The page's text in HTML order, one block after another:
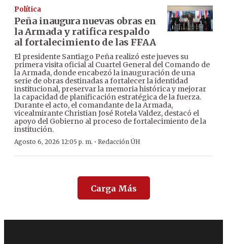
Política
Peña inaugura nuevas obras en
la Armada y ratifica respaldo
al fortalecimiento de las FFAA
El presidente Santiago Peña realizó este jueves su
primera visita oficial al Cuartel General del Comando de
la Armada, donde encabezó la inauguración de una
serie de obras destinadas a fortalecer la identidad
institucional, preservar la memoria histórica y mejorar
la capacidad de planificación estratégica de la fuerza.
Durante el acto, el comandante de la Armada,
vicealmirante Christian José Rotela Valdez, destacó el
apoyo del Gobierno al proceso de fortalecimiento de la
institución.
Agosto 6, 2026 12:05 p. m. · Redacción ÚH
Carga Más